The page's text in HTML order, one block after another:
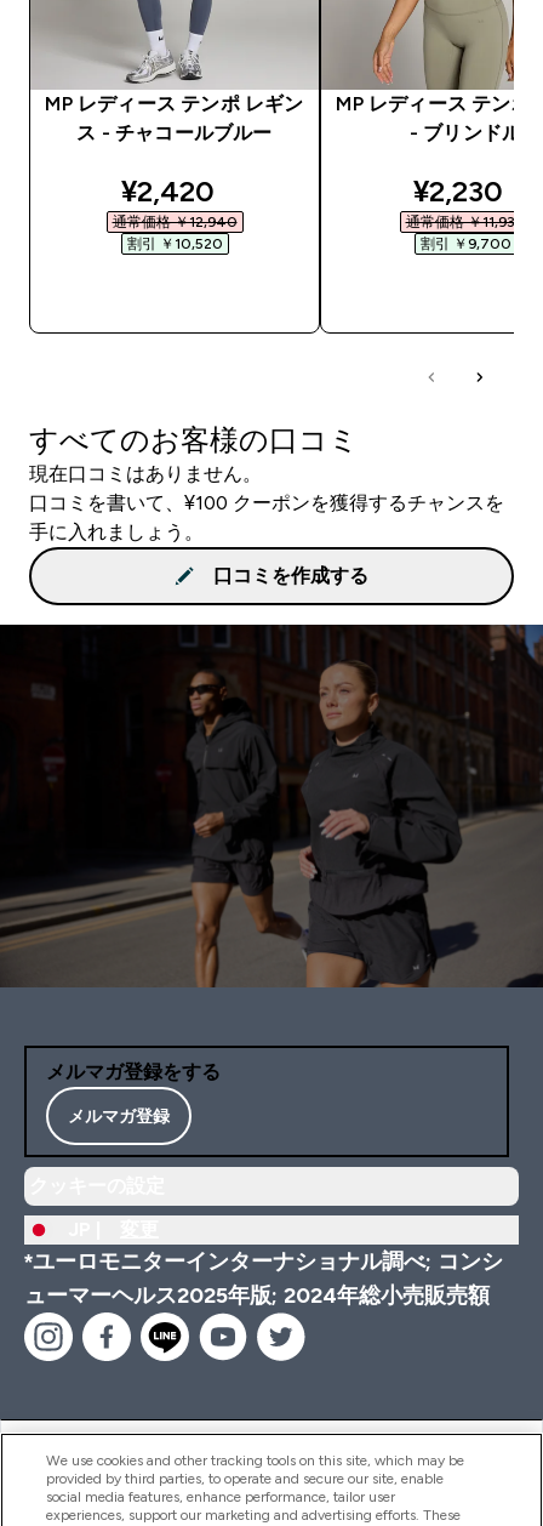
MP レディース テンポ レギン
ス - チャコールブルー
discounted price
¥2,420‎
通常価格 ￥12,940‎
割引 ￥10,520‎
MP レディース テンポ
- ブリンドル
¥2,230‎
通常価格 ￥11,930‎
割引 ￥9,700‎
すべてのお客様の口コミ
現在口コミはありません。
口コミを書いて、¥100 クーポンを獲得するチャンスを
手に入れましょう。
口コミを作成する
メルマガ登録をする
メルマガ登録
*ユーロモニターインターナショナル調べ; コンシ
ューマーヘルス2025年版; 2024年総小売販売額
ヘルプ＆ガイド
We use cookies and other tracking tools on this site, which may be
provided by third parties, to operate and secure our site, enable
social media features, enhance performance, tailor user
experiences, support our marketing and advertising efforts. These